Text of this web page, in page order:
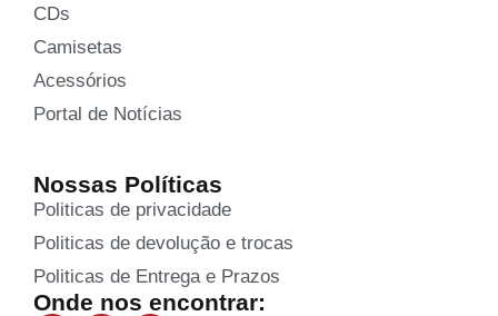
CDs
Camisetas
Acessórios
Portal de Notícias
Nossas Políticas
Politicas de privacidade
Politicas de devolução e trocas
Politicas de Entrega e Prazos
Onde nos encontrar: